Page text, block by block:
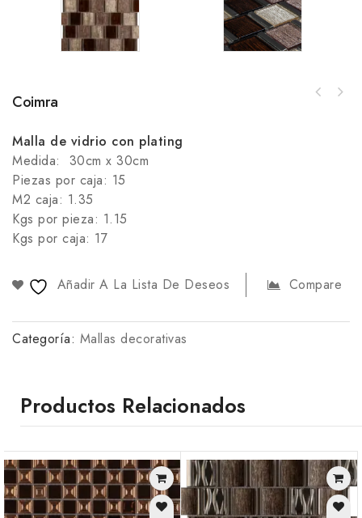
Coimra
Malla de vidrio con plating
Medida: 30cm x 30cm
Piezas por caja: 15
M2 caja: 1.35
Kgs por pieza: 1.15
Kgs por caja: 17
Añadir A La Lista De Deseos Compare
Categoría: Mallas decorativas
Productos Relacionados